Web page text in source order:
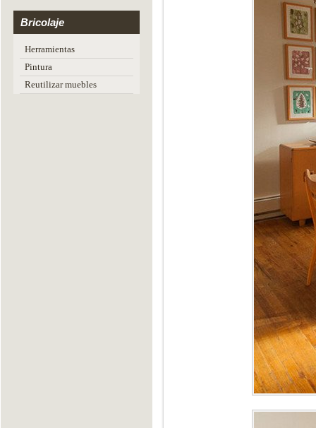
Bricolaje
Herramientas
Pintura
Reutilizar muebles